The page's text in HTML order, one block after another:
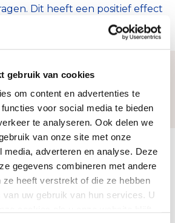
gebruik van cookies
om content en advertenties te
voor social media te bieden
te analyseren. Ook delen we
van onze site met onze
media, adverteren en analyse. Deze
gegevens combineren met andere
ze heeft verstrekt of die ze hebben
uw gebruik van hun services. U
Dit heeft een positief effect
we ons doel
(2025)